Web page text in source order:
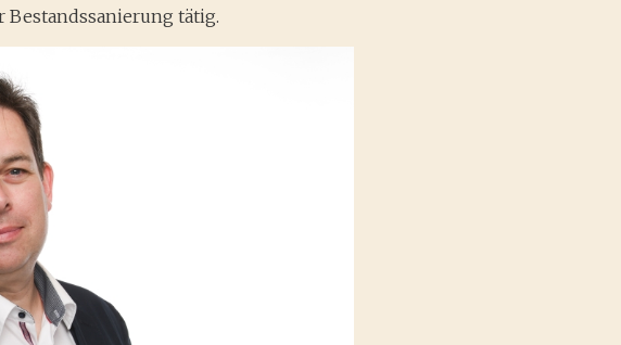
tätig.